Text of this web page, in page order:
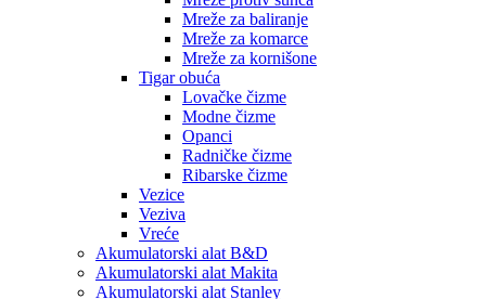
Mreže za baliranje
Mreže za komarce
Mreže za kornišone
Tigar obuća
Lovačke čizme
Modne čizme
Opanci
Radničke čizme
Ribarske čizme
Vezice
Veziva
Vreće
Akumulatorski alat B&D
Akumulatorski alat Makita
Akumulatorski alat Stanley